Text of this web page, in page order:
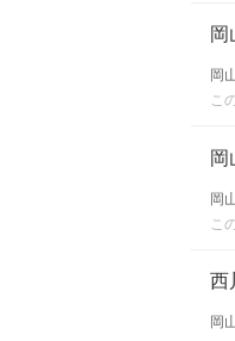
岡
岡
こ
岡
岡
こ
西
岡